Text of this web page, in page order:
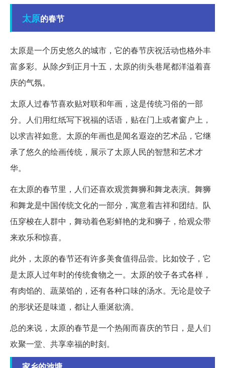
太原的春节
太原是一个历史悠久的城市，它的春节庆祝活动也格外丰
富多彩。从除夕到正月十五，太原的街头巷尾都洋溢着喜
庆的气氛。
太原人过春节喜欢贴对联和年画，这是传统习俗的一部
分。人们用红纸写下祝福的话语，贴在门上或者窗户上，
以求吉祥如意。太原的年画也是闻名遐迩的艺术品，它继
承了悠久的绘画传统，展示了太原人民的智慧和艺术才
华。
在太原的春节里，人们还喜欢观赏舞狮和舞龙表演。舞狮
和舞龙是中国传统文化的一部分，寓意着吉祥和团结。队
伍穿梭在人群中，舞动着色彩鲜艳的龙和狮子，给观众带
来欢乐和惊喜。
此外，太原的春节还有许多美食值得品尝。比如饺子，它
是太原人过年时的传统食物之一。太原的饺子各式各样，
有肉馅的、蔬菜馅的，还有各种口味的汤水。无论是饺子
的形状还是味道，都让人垂涎欲滴。
总的来说，太原的春节是一个热闹而喜庆的节日，是人们
欢聚一堂、共享幸福的时刻。